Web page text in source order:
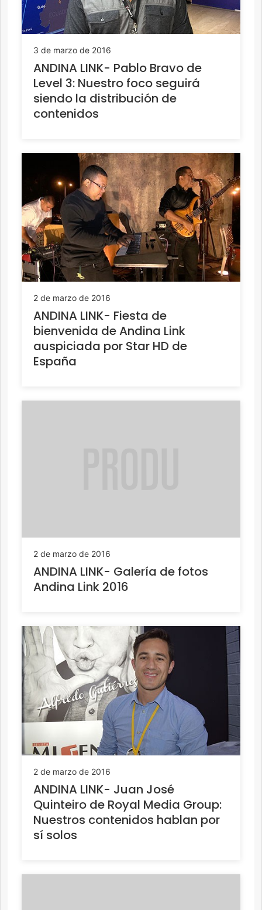
3 de marzo de 2016
ANDINA LINK- Pablo Bravo de
Level 3: Nuestro foco seguirá
siendo la distribución de
contenidos
2 de marzo de 2016
ANDINA LINK- Fiesta de
bienvenida de Andina Link
auspiciada por Star HD de
España
2 de marzo de 2016
ANDINA LINK- Galería de fotos
Andina Link 2016
2 de marzo de 2016
ANDINA LINK- Juan José
Quinteiro de Royal Media Group:
Nuestros contenidos hablan por
sí solos